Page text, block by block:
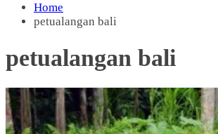
Home
petualangan bali
petualangan bali